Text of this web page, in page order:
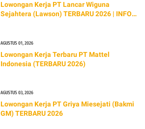
Lowongan Kerja PT Lancar Wiguna
Sejahtera (Lawson) TERBARU 2026 | INFO
AGUSTUS 01, 2026
Lowongan Kerja Terbaru PT Mattel
Indonesia (TERBARU 2026)
AGUSTUS 03, 2026
Lowongan Kerja PT Griya Miesejati (Bakmi
GM) TERBARU 2026